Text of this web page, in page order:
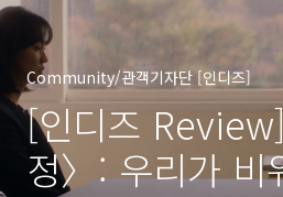
Community/관객기자단 [인디즈]
[인디즈
정〉: 우리가 비